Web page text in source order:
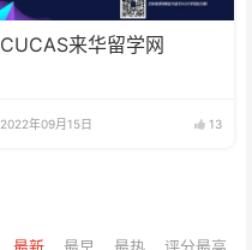
CUCAS来华留学网
2022年09月15日 13